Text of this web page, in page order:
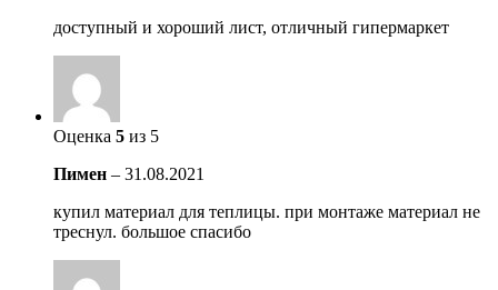
доступный и хороший лист, отличный гипермаркет
Оценка 5 из 5
Пимен – 31.08.2021
купил материал для теплицы. при монтаже материал не
треснул. большое спасибо